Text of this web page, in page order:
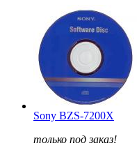
Sony BZS-7200X
только под заказ!